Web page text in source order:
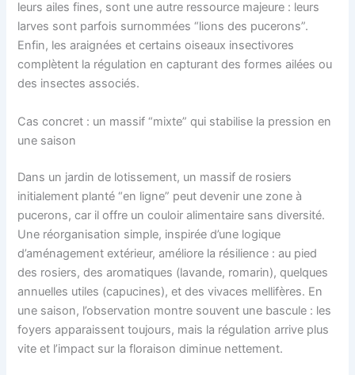
leurs ailes fines, sont une autre ressource majeure : leurs
larves sont parfois surnommées “lions des pucerons”.
Enfin, les araignées et certains oiseaux insectivores
complètent la régulation en capturant des formes ailées ou
des insectes associés.
Cas concret : un massif “mixte” qui stabilise la pression en
une saison
Dans un jardin de lotissement, un massif de rosiers
initialement planté “en ligne” peut devenir une zone à
pucerons, car il offre un couloir alimentaire sans diversité.
Une réorganisation simple, inspirée d’une logique
d’aménagement extérieur, améliore la résilience : au pied
des rosiers, des aromatiques (lavande, romarin), quelques
annuelles utiles (capucines), et des vivaces mellifères. En
une saison, l’observation montre souvent une bascule : les
foyers apparaissent toujours, mais la régulation arrive plus
vite et l’impact sur la floraison diminue nettement.